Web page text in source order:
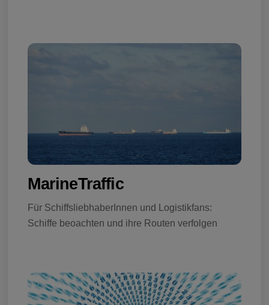
MarineTraffic
Für SchiffsliebhaberInnen und Logistikfans:
Schiffe beoachten und ihre Routen verfolgen